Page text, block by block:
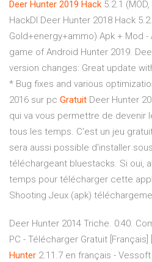
Deer Hunter 2019 Hack 5.2.1
HackDl Deer Hunter 2018 Hack
Gold+energy+ammo) Apk + Mod
game of Android Hunter 2019.
version changes: Great update
* Bug fixes and various
2016 sur pc Gratuit Deer Hunter
qui va vous permettre de devenir
tous les temps. C'est un jeu
sera aussi possible d'installer
téléchargeant bluestacks. Si oui,
temps pour télécharger cette
Shooting Jeux (apk)
Deer Hunter 2014 Triche. 0:40.
PC - Télécharger Gratuit [Français]
Hunter 2.11.7 en français -